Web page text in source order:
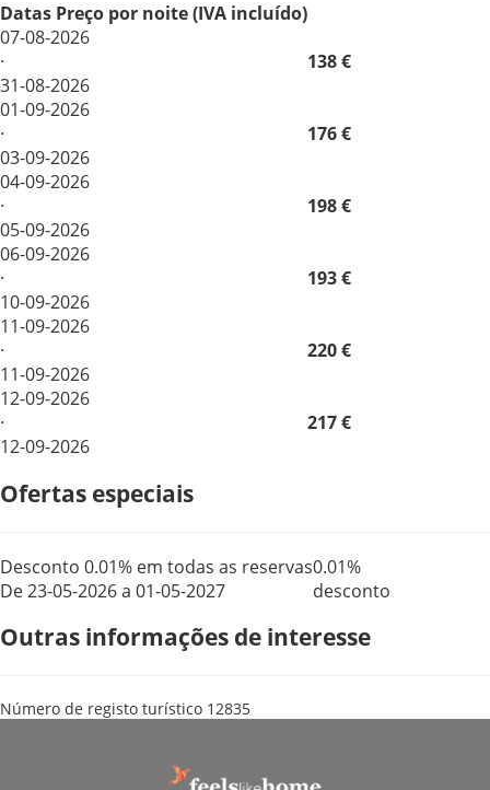
Datas Preço por noite (IVA incluído)
07-08-2026
·
31-08-2026
138 €
01-09-2026
·
03-09-2026
176 €
04-09-2026
·
05-09-2026
198 €
06-09-2026
·
10-09-2026
193 €
11-09-2026
·
11-09-2026
220 €
12-09-2026
·
12-09-2026
217 €
Ofertas especiais
Desconto 0.01% em todas as reservas
De 23-05-2026 a 01-05-2027
0.01%
desconto
Outras informações de interesse
Número de registo turístico 12835